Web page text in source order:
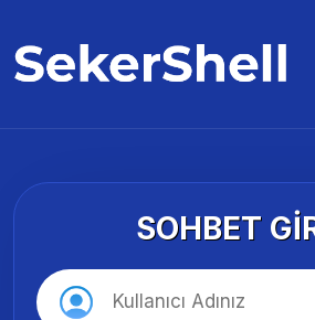
SOHBET